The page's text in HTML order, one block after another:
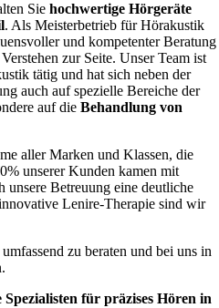
Sie hochwertige Hörgeräte
. Als Meisterbetrieb für Hörakustik
und kompetenter Beratung
zur Seite. Unser Team ist
tätig und hat sich neben der
auch auf spezielle Bereiche der
auf die Behandlung von
aller Marken und Klassen, die
unserer Kunden kamen mit
unsere Betreuung eine deutliche
Lenire-Therapie sind wir
zu beraten und bei uns in
für präzises Hören in